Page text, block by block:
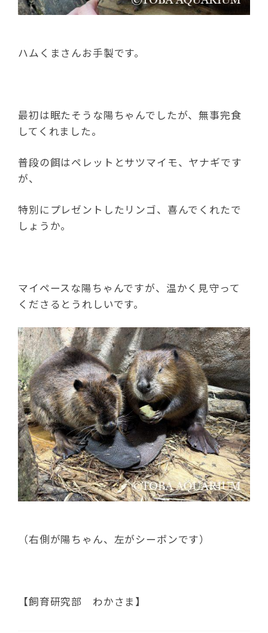
ハムくまさんお手製です。
最初は眠たそうな陽ちゃんでしたが、無事完食
してくれました。
普段の餌はペレットとサツマイモ、ヤナギです
が、
特別にプレゼントしたリンゴ、喜んでくれたで
しょうか。
マイペースな陽ちゃんですが、温かく見守って
くださるとうれしいです。
（右側が陽ちゃん、左がシーポンです）
【飼育研究部 わかさま】